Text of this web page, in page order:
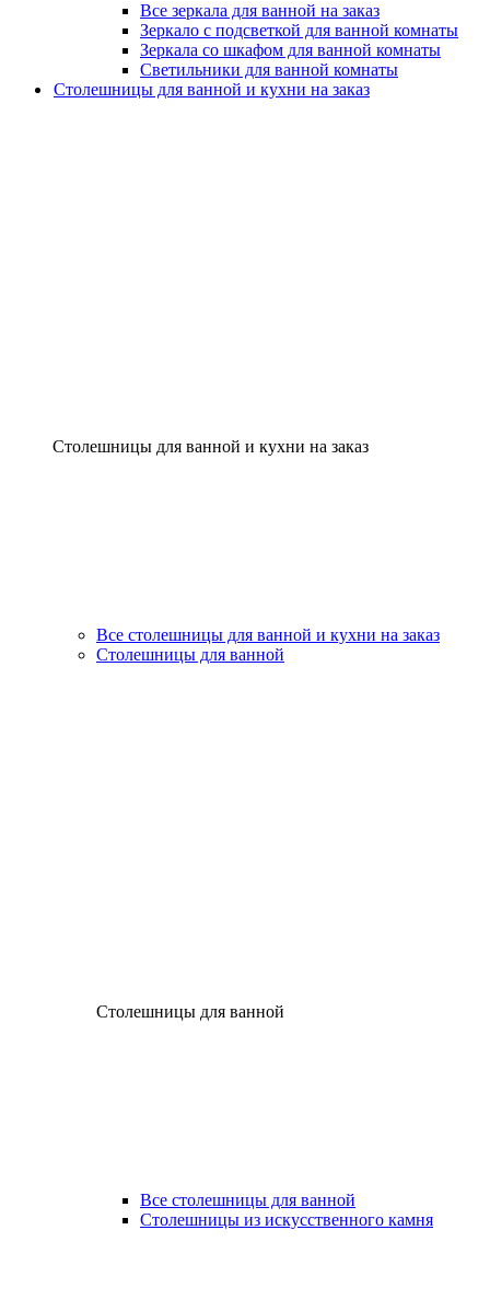
Все зеркала для ванной на заказ
Зеркало с подсветкой для ванной комнаты
Зеркала со шкафом для ванной комнаты
Светильники для ванной комнаты
Столешницы для ванной и кухни на заказ
Столешницы для ванной и кухни на заказ
Все столешницы для ванной и кухни на заказ
Столешницы для ванной
Столешницы для ванной
Все столешницы для ванной
Столешницы из искусственного камня